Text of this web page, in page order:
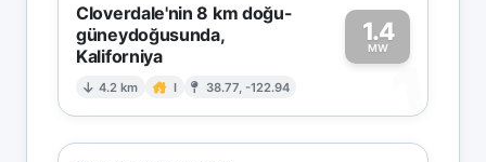
Cloverdale'nin 8 km doğu-
güneydoğusunda,
Kaliforniya
4.2 km I 38.77, -122.94
1.4
MW
1